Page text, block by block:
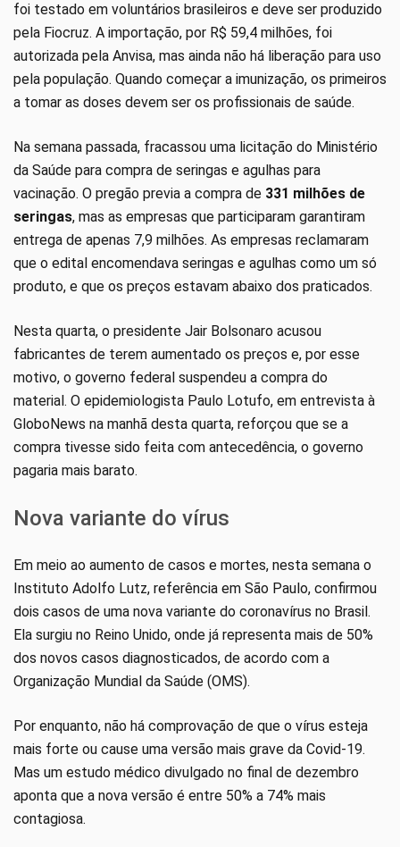
foi testado em voluntários brasileiros e deve ser produzido
pela Fiocruz. A importação, por R$ 59,4 milhões, foi
autorizada pela Anvisa, mas ainda não há liberação para uso
pela população. Quando começar a imunização, os primeiros
a tomar as doses devem ser os profissionais de saúde.
Na semana passada, fracassou uma licitação do Ministério
da Saúde para compra de seringas e agulhas para
vacinação. O pregão previa a compra de 331 milhões de
seringas, mas as empresas que participaram garantiram
entrega de apenas 7,9 milhões. As empresas reclamaram
que o edital encomendava seringas e agulhas como um só
produto, e que os preços estavam abaixo dos praticados.
Nesta quarta, o presidente Jair Bolsonaro acusou
fabricantes de terem aumentado os preços e, por esse
motivo, o governo federal suspendeu a compra do
material. O epidemiologista Paulo Lotufo, em entrevista à
GloboNews na manhã desta quarta, reforçou que se a
compra tivesse sido feita com antecedência, o governo
pagaria mais barato.
Nova variante do vírus
Em meio ao aumento de casos e mortes, nesta semana o
Instituto Adolfo Lutz, referência em São Paulo, confirmou
dois casos de uma nova variante do coronavírus no Brasil.
Ela surgiu no Reino Unido, onde já representa mais de 50%
dos novos casos diagnosticados, de acordo com a
Organização Mundial da Saúde (OMS).
Por enquanto, não há comprovação de que o vírus esteja
mais forte ou cause uma versão mais grave da Covid-19.
Mas um estudo médico divulgado no final de dezembro
aponta que a nova versão é entre 50% a 74% mais
contagiosa.